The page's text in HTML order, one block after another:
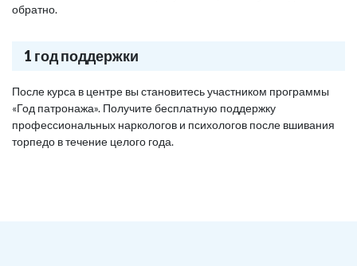
обратно.
1 год поддержки
После курса в центре вы становитесь участником программы
«Год патронажа». Получите бесплатную поддержку
профессиональных наркологов и психологов после вшивания
торпедо в течение целого года.